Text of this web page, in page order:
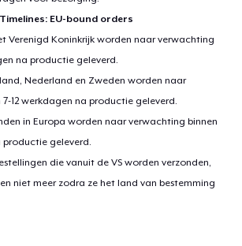
EU-bound orders
Verenigd Koninkrijk worden naar verwachting
na productie geleverd.
Nederland en Zweden worden naar
12 werkdagen na productie geleverd.
in Europa worden naar verwachting binnen
productie geleverd.
die vanuit de VS worden verzonden,
niet meer zodra ze het land van bestemming